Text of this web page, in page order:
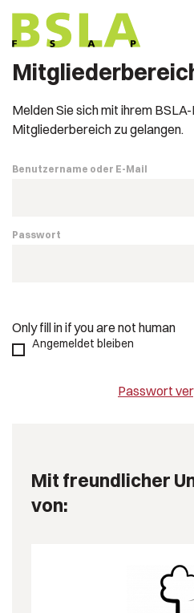
Melden Sie sich mit ihrem BSLA-
Mitgliederbereich zu gelangen.
Benutzername oder E-Mail
Passwort
Only fill in if you are not human
Angemeldet bleiben
Passwort
Mit freundlicher
von: